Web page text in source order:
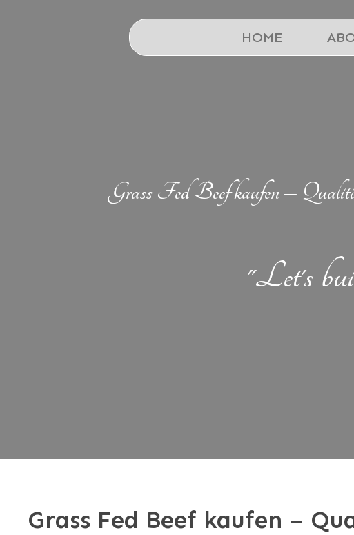
HOME
Grass Fed Beef kaufen –
"Let's
Grass Fed Beef kaufen –